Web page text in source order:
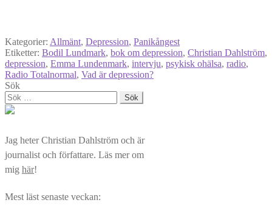
Kategorier: Allmänt, Depression, Panikångest
Etiketter: Bodil Lundmark, bok om depression, Christian Dahlström,
depression, Emma Lundenmark, intervju, psykisk ohälsa, radio,
Radio Totalnormal, Vad är depression?
Sök
Sök
efter:
Jag heter Christian Dahlström och är
journalist och författare. Läs mer om
mig här!
Mest läst senaste veckan: